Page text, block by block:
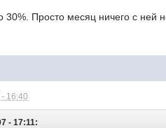
30%. Просто месяц ничего с ней
16:40
- 17:11: